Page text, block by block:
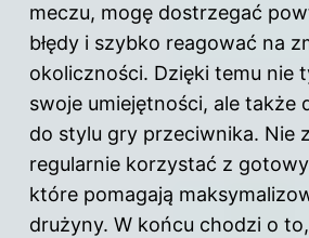
meczu, mogę dostrzegać
błędy i szybko reagować na
okoliczności. Dzięki temu nie
swoje umiejętności, ale także
do stylu gry przeciwnika. Nie
regularnie korzystać z
które pomagają
drużyny. W końcu chodzi o